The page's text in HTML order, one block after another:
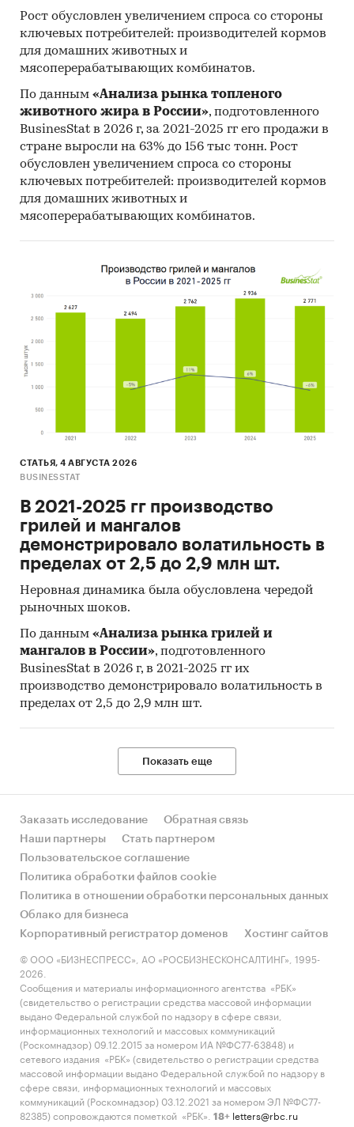
Рост обусловлен увеличением спроса со стороны
ключевых потребителей: производителей кормов
для домашних животных и
мясоперерабатывающих комбинатов.
По данным «Анализа рынка топленого
животного жира в России», подготовленного
BusinesStat в 2026 г, за 2021-2025 гг его продажи в
стране выросли на 63% до 156 тыс тонн. Рост
обусловлен увеличением спроса со стороны
ключевых потребителей: производителей кормов
для домашних животных и
мясоперерабатывающих комбинатов.
СТАТЬЯ, 4 АВГУСТА 2026
BUSINESSTAT
В 2021-2025 гг производство
грилей и мангалов
демонстрировало волатильность в
пределах от 2,5 до 2,9 млн шт.
Неровная динамика была обусловлена чередой
рыночных шоков.
По данным «Анализа рынка грилей и
мангалов в России», подготовленного
BusinesStat в 2026 г, в 2021-2025 гг их
производство демонстрировало волатильность в
пределах от 2,5 до 2,9 млн шт.
Показать еще
Заказать исследование
Обратная связь
Наши партнеры
Стать партнером
Пользовательское соглашение
Политика обработки файлов cookie
Политика в отношении обработки персональных данных
Облако для бизнеса
Корпоративный регистратор доменов
Хостинг сайтов
© ООО «БИЗНЕСПРЕСС», АО «РОСБИЗНЕСКОНСАЛТИНГ», 1995-
2026.
Сообщения и материалы информационного агентства «РБК»
(свидетельство о регистрации средства массовой информации
выдано Федеральной службой по надзору в сфере связи,
информационных технологий и массовых коммуникаций
(Роскомнадзор) 09.12.2015 за номером ИА №ФС77-63848) и
сетевого издания «РБК» (свидетельство о регистрации средства
массовой информации выдано Федеральной службой по надзору в
сфере связи, информационных технологий и массовых
коммуникаций (Роскомнадзор) 03.12.2021 за номером ЭЛ №ФС77-
82385) сопровождаются пометкой «РБК».
18+ letters@rbc.ru